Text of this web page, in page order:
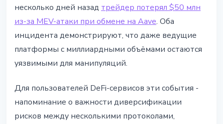
несколько дней назад трейдер потерял $50 млн
из-за MEV-атаки при обмене на Aave. Оба
инцидента демонстрируют, что даже ведущие
платформы с миллиардными объёмами остаются
уязвимыми для манипуляций.
Для пользователей DeFi-сервисов эти события -
напоминание о важности диверсификации
рисков между несколькими протоколами,